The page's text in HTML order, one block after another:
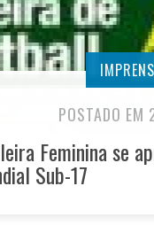
POSTADO
Feminina se
Sub-17